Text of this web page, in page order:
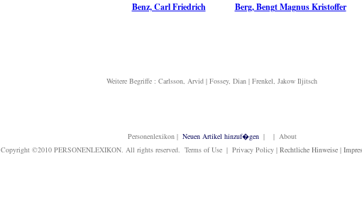
Benz, Carl Friedrich Berg, Bengt Magnus Kristoffer
Weitere Begriffe : Carlsson, Arvid | Fossey, Dian | Frenkel, Jakow Iljitsch
Personenlexikon| Neuen Artikel hinzuf�gen | | About
Copyright ©2010 PERSONENLEXIKON. All rights reserved. Terms of Use | Privacy Policy | Rechtliche Hinweise |